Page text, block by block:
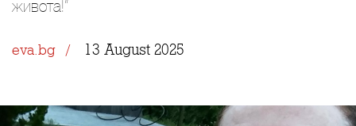
живота!“
eva.bg 13 August 2025